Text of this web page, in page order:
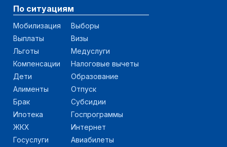
По ситуациям
Мобилизация
Выплаты
Льготы
Компенсации
Дети
Алименты
Брак
Ипотека
ЖКХ
Госуслуги
Выборы
Визы
Медуслуги
Налоговые вычеты
Образование
Отпуск
Субсидии
Госпрограммы
Интернет
Авиабилеты